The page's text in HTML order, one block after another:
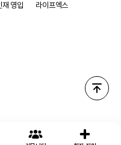
재 영입
라이프엑스